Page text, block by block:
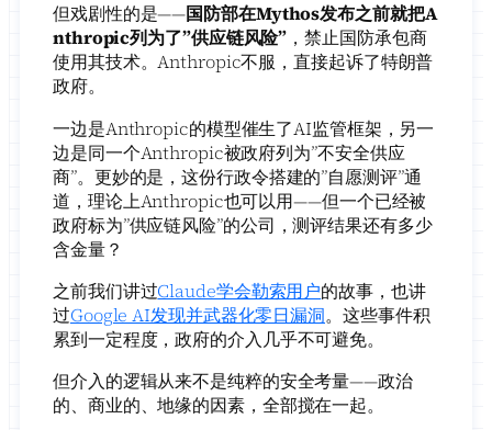
但戏剧性的是——国防部在Mythos发布之前就把A
nthropic列为了”供应链风险” ，禁止国防承包商
使用其技术。Anthropic不服，直接起诉了特朗普
政府。
一边是Anthropic的模型催生了AI监管框架，另一
边是同一个Anthropic被政府列为”不安全供应
商”。更妙的是，这份行政令搭建的”自愿测评”通
道，理论上Anthropic也可以用——但一个已经被
政府标为”供应链风险”的公司，测评结果还有多少
含金量？
之前我们讲过Claude学会勒索用户的故事，也讲
过Google AI发现并武器化零日漏洞。这些事件积
累到一定程度，政府的介入几乎不可避免。
但介入的逻辑从来不是纯粹的安全考量——政治
的、商业的、地缘的因素，全部搅在一起。